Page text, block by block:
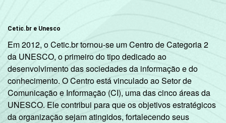
Base: 2.437 empresas com acesso à
internet, com 10 funcionários ou mais, que
constituem os seguintes segmentos da
CNAE: seção D, F, G, I, K e grupos 55.1, 55.2,
92.1 e 92.2. Respostas múltiplas referentes
aos últimos doze meses.
Cetic.br e Unesco
Em 2012, o Cetic.br tornou-se um Centro de Categoria 2
da UNESCO, o primeiro do tipo dedicado ao
desenvolvimento das sociedades da informação e do
conhecimento. O Centro está vinculado ao Setor de
Comunicação e Informação (CI), uma das cinco áreas da
UNESCO. Ele contribui para que os objetivos estratégicos
da organização sejam atingidos, fortalecendo seus